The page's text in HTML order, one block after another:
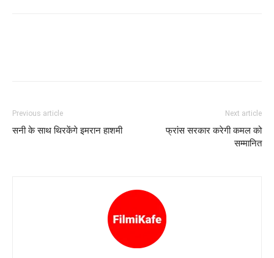
Previous article
सनी के साथ थिरकेंगे इमरान हाशमी
Next article
फ्रांस सरकार करेगी कमल को
सम्‍मानित